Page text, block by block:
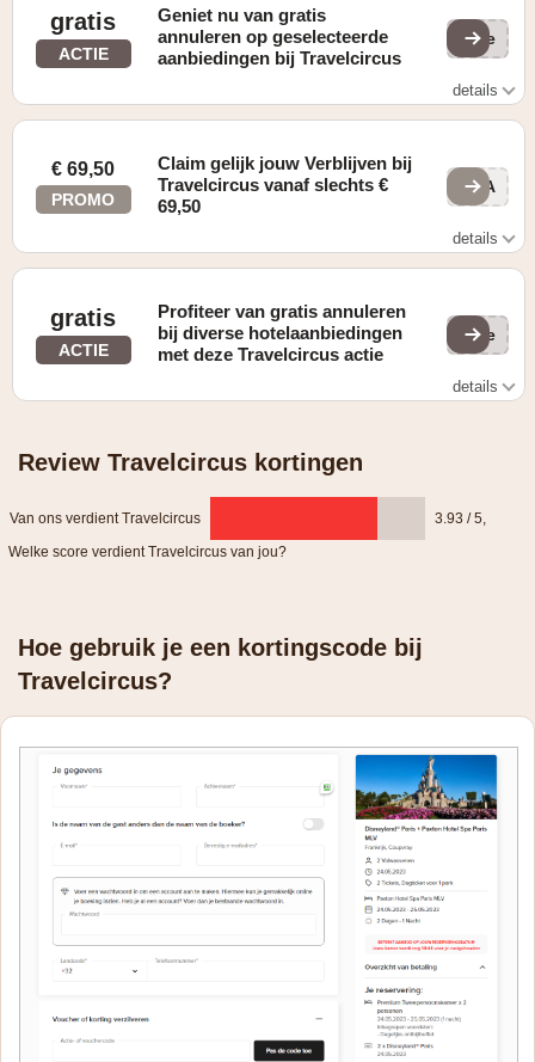
gratis
ACTIE
Geniet nu van gratis
annuleren op geselecteerde
aanbiedingen bij Travelcircus
(ge
details
€ 69,50
PROMO
Claim gelijk jouw Verblijven bij
Travelcircus vanaf slechts €
69,50
XzA
details
gratis
ACTIE
Profiteer van gratis annuleren
bij diverse hotelaanbiedingen
met deze Travelcircus actie
(ge
details
Review Travelcircus kortingen
Van ons verdient Travelcircus 3.93 / 5
Welke score verdient Travelcircus van jou?
Hoe gebruik je een kortingscode bij
Travelcircus?